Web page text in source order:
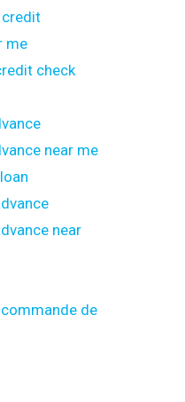
credit
me
check
near me
near
de